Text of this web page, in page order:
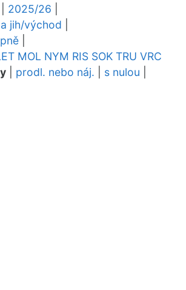
2025/26
jih/východ
MOL NYM RIS SOK TRU VRC
prodl. nebo náj. s nulou